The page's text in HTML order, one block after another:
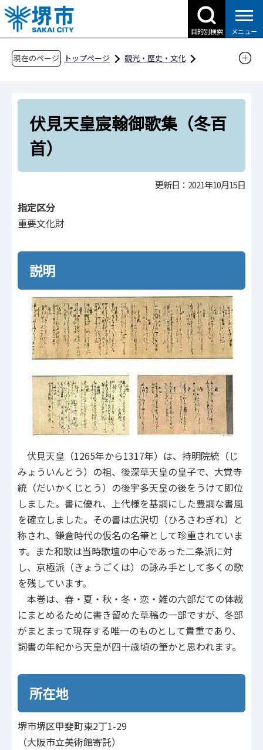
こ
の
ペ
目的別検索 メニュー
現在のページ トップページ
観光・歴史・文化
文化財紹介ページ
分野別
書跡・典籍・古文書
伏見天皇宸翰御歌集（冬百首）
伏見天皇宸翰御歌集（冬百
首）
更新日：2021年10月15日
指定区分
重要文化財
説明
伏見天皇（1265年から1317年）は、持明院統（じ
みょういんとう）の祖、後深草天皇の皇子で、大覚寺
統（だいかくじとう）の後宇多天皇の後をうけて即位
しました。書に優れ、上代様を基調にした豊調な書風
を確立しました。その書は広沢切（ひろさわぎれ）と
称され、鎌倉時代の仮名の名筆として珍重されていま
す。また和歌は当時歌壇の中心であった二条派に対
し、京極派（きょうごくは）の詠み手として多くの歌
を残しています。
本巻は、春・夏・秋・冬・恋・雑の六部だての体裁
にまとめるために書き留めた草稿の一部ですが、冬部
がまとまって現存する唯一のものとして貴重であり、
詞書の年紀から天皇が四十歳頃の筆かと思われます。
所在地
堺市堺区甲斐町東2丁1-29
（大阪市立美術館寄託）